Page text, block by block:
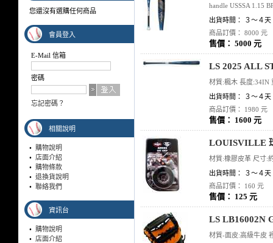
您還沒有選購任何商品
會員登入
E-Mail 信箱
密碼
忘記密碼？
相關說明
• 購物說明
• 店面介紹
• 購物條款
• 退換貨說明
• 聯絡我們
資訊台
• 購物說明
• 店面介紹
handle USSSA 1.15
出貨時間： ３～４天
商品訂價： 8000 元
售價： 5000 元
LS 2025 ALL
材質:楓木 長度:34IN
出貨時間： ３～４天
商品訂價： 1980 元
售價： 1600 元
LOUISVILLE
材質:橡膠皮革 尺寸:
出貨時間： ３～４天
商品訂價： 160 元
售價： 125 元
LS LB16002N
材質-面皮:高級牛皮